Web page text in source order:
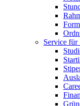
Service für